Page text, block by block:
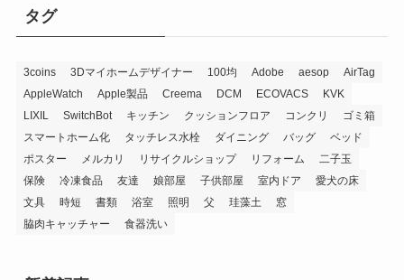
タグ
3coins 3Dマイホームデザイナー 100均 Adobe aesop
AirTag
AppleWatch
Apple製品 Creema DCM ECOVACS
KVK
LIXIL
SwitchBot キッチン クッションフロア コンクリ
ゴミ箱
スマートホーム化
タッチレス水栓 ダイニング バッグ
ベッド
ポスター
メルカリ リサイクルショップ リフォーム
二子玉
保険
冷凍食品 友達 娘部屋 子供部屋 室内ドア
愛犬の床
文具
時短 書類 浴室 照明 父 珪藻土
窓
脇肉キャッチャー
食器洗い